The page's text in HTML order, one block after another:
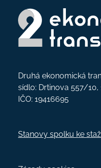
Druhá ekonomická
sídlo: Drtinova 557/10,
IČO: 19416695
Stanovy spolku ke